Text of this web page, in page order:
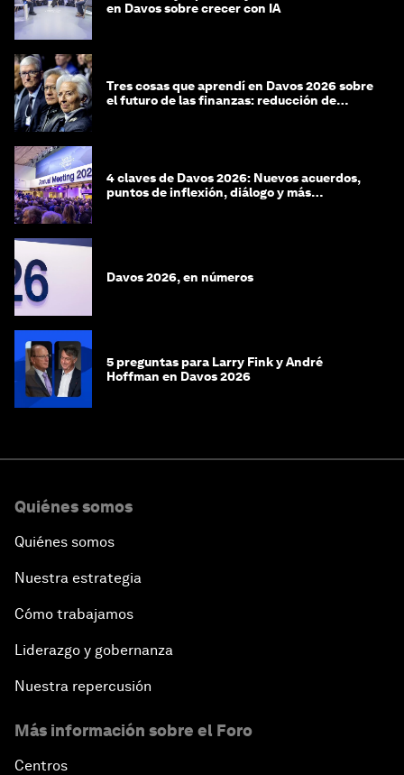
en Davos sobre crecer con IA
Tres cosas que aprendí en Davos 2026 sobre
el futuro de las finanzas: reducción de
4 claves de Davos 2026: Nuevos acuerdos,
puntos de inflexión, diálogo y más
Davos 2026, en números
5 preguntas para Larry Fink y André
Hoffman en Davos 2026
Quiénes somos
Quiénes somos
Nuestra estrategia
Cómo trabajamos
Liderazgo y gobernanza
Nuestra repercusión
Más información sobre el Foro
Centros